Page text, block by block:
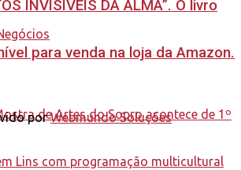
INVISÍVEIS DA ALMA”. O livro
para venda na loja da Amazon.
porWebmundo Soluções